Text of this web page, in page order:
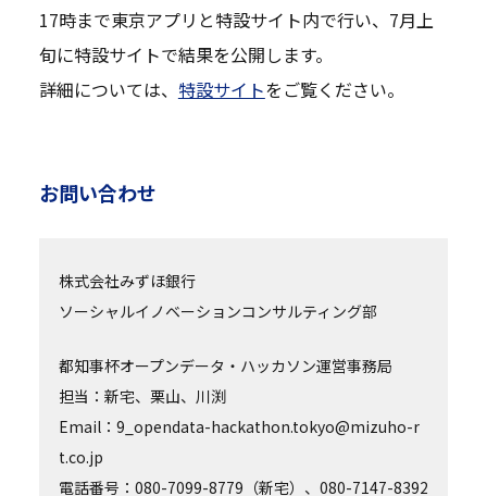
17時まで東京アプリと特設サイト内で行い、7月上
旬に特設サイトで結果を公開します。
詳細については、 特設サイトをご覧ください。
お問い合わせ
株式会社みずほ銀行
ソーシャルイノベーションコンサルティング部
都知事杯オープンデータ・ハッカソン運営事務局
担当：新宅、栗山、川渕
Email：9_opendata-hackathon.tokyo@mizuho-r
t.co.jp
電話番号：080-7099-8779（新宅）、080-7147-8392